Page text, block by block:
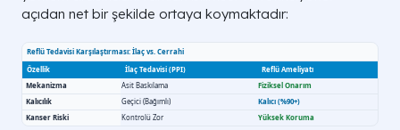
açıdan net bir şekilde ortaya koymaktadır: